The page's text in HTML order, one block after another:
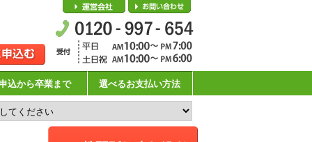
会社概要
込から卒業まで 選べるお支払い方法